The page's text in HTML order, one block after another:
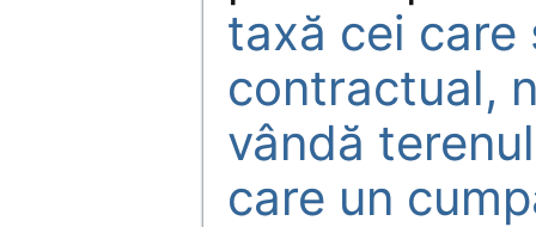
taxă cei care
contractual,
vândă
care un